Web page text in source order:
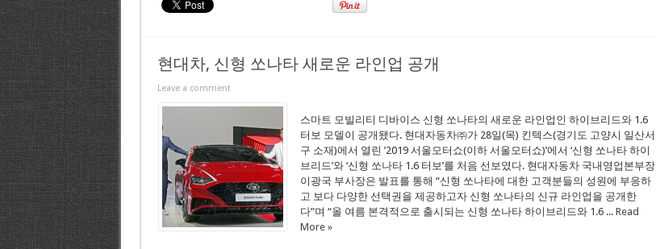
현대차, 신형 쏘나타 새로운 라인업 공개
Leave a comment
스마트 모빌리티 디바이스 신형 쏘나타의 새로운 라인업인 하이브리드와 1.6
터보 모델이 공개됐다. 현대자동차㈜가 28일(목) 킨텍스(경기도 고양시 일산서
구 소재)에서 열린 ’2019 서울모터쇼(이하 서울모터쇼)’에서 ‘신형 쏘나타 하이
브리드’와 ‘신형 쏘나타 1.6 터보’를 처음 선보였다. 현대자동차 국내영업본부장
이광국 부사장은 발표를 통해 “신형 쏘나타에 대한 고객분들의 성원에 부응하
고 보다 다양한 선택권을 제공하고자 신형 쏘나타의 신규 라인업을 공개한
다”며 “올 여름 본격적으로 출시되는 신형 쏘나타 하이브리드와 1.6 ... Read
More »